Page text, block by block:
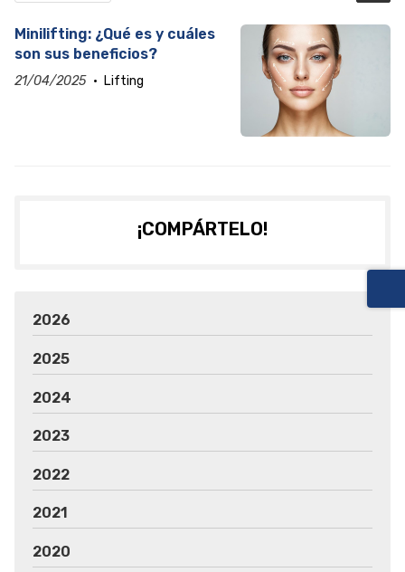
Minilifting: ¿Qué es y cuáles
son sus beneficios?
21/04/2025 Lifting
¡COMPÁRTELO!
2026
2025
2024
2023
2022
2021
2020